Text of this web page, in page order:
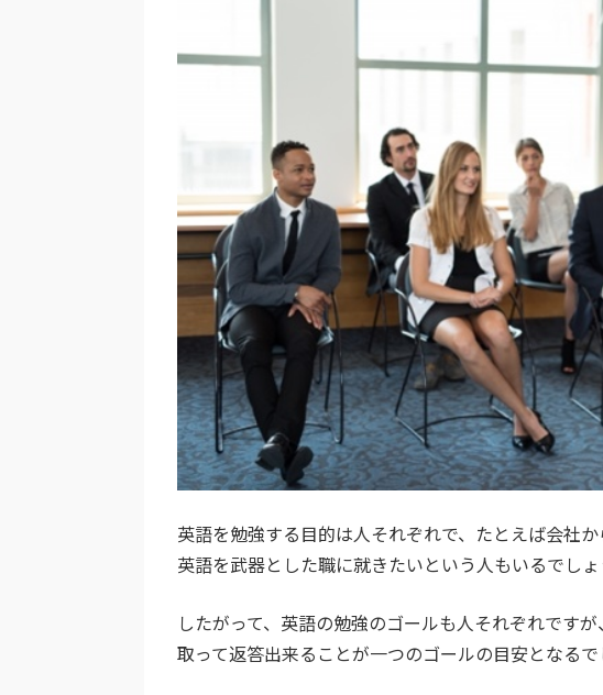
英語を勉強する目的は人それぞれで、たとえば会社
英語を武器とした職に就きたいという人もいるでしょ
したがって、英語の勉強のゴールも人それぞれです
取って返答出来ることが一つのゴールの目安となるで